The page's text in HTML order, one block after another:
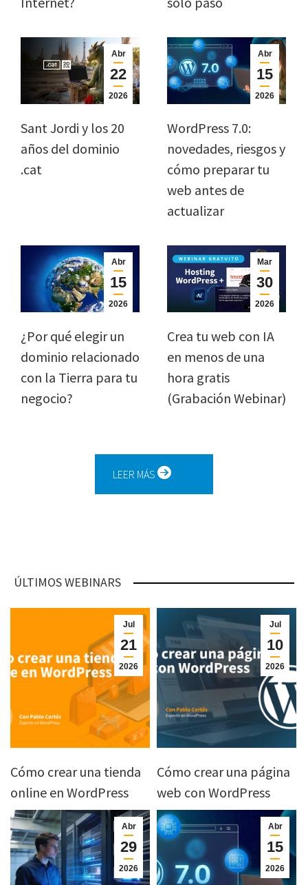
Abr
22
2026
Sant Jordi y los 20
años del dominio
.cat
Abr
15
2026
WordPress 7.0:
novedades, riesgos y
cómo preparar tu
web antes de
actualizar
Abr
15
2026
¿Por qué elegir un
dominio relacionado
con la Tierra para tu
negocio?
Mar
30
2026
Crea tu web con IA
en menos de una
hora gratis
(Grabación Webinar)
LEER MÁS
ÚLTIMOS WEBINARS
Jul
21
2026
Cómo crear una tienda
online en WordPress
Jul
10
2026
Cómo crear una página
web con WordPress
Abr
29
2026
Abr
15
2026